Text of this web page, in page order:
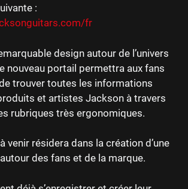
:
fr
design autour de l’univers
nouveau portail permettra aux fans
trouver toutes les informations
et artistes Jackson à travers
rubriques très ergonomiques.
venir résidera dans la création d’une
des fans et de la marque.